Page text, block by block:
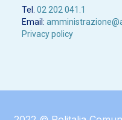
Tel. 02 202 041.1
Email:
Privacy policy